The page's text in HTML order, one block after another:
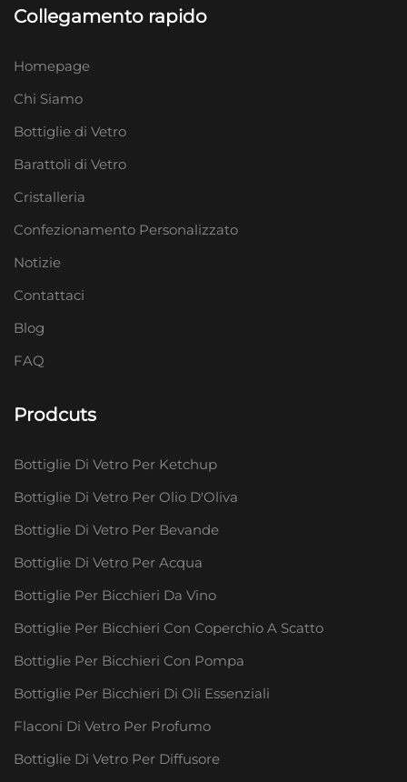
Collegamento rapido
Homepage
Chi Siamo
Bottiglie di Vetro
Barattoli di Vetro
Cristalleria
Confezionamento Personalizzato
Notizie
Contattaci
Blog
FAQ
Prodcuts
Bottiglie Di Vetro Per Ketchup
Bottiglie Di Vetro Per Olio D'Oliva
Bottiglie Di Vetro Per Bevande
Bottiglie Di Vetro Per Acqua
Bottiglie Per Bicchieri Da Vino
Bottiglie Per Bicchieri Con Coperchio A Scatto
Bottiglie Per Bicchieri Con Pompa
Bottiglie Per Bicchieri Di Oli Essenziali
Flaconi Di Vetro Per Profumo
Bottiglie Di Vetro Per Diffusore